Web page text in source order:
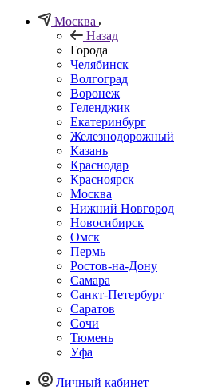
Москва
Назад
Города
Челябинск
Волгоград
Воронеж
Геленджик
Екатеринбург
Железнодорожный
Казань
Краснодар
Красноярск
Москва
Нижний Новгород
Новосибирск
Омск
Пермь
Ростов-на-Дону
Самара
Санкт-Петербург
Саратов
Сочи
Тюмень
Уфа
Личный кабинет